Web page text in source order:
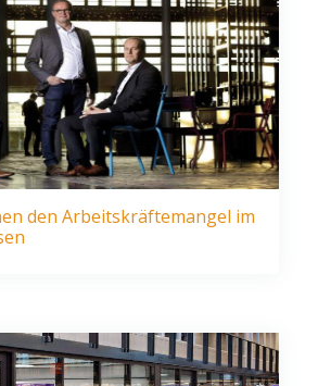
den Arbeitskräftemangel im